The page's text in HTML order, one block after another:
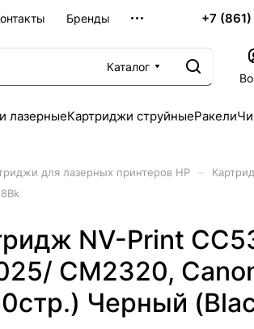
Бренды +7
Каталог
лазерныеКартриджи струйныеРакели
для лазерных принтеров HP
NV-Print
CM2320,
Черный